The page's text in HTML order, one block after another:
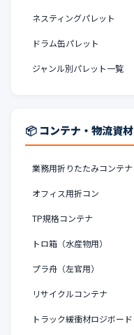
ネスティングパレット
ドラム缶パレット
ジャンル別パレット一覧
📦 コンテナ・物流資材
業務用折りたたみコンテナ
オフィス用折コン
TP規格コンテナ
トロ箱（水産物用）
プラ舟（左官用）
リサイクルコンテナ
トラック緩衝材ロジボード